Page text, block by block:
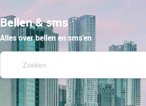
Bellen & sms
Alles over bellen en sms'en